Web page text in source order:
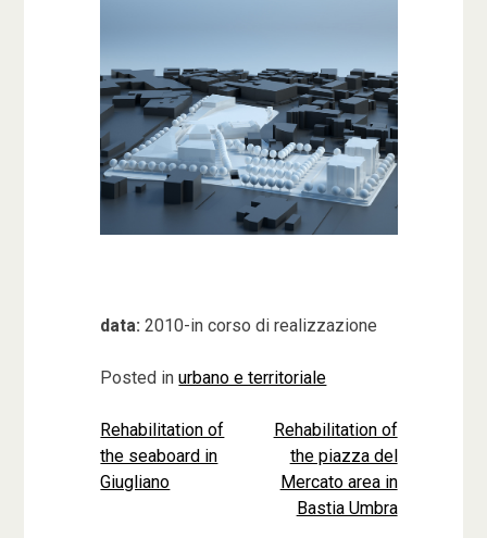
data:2010-in corso di realizzazione
Posted inurbano e territoriale
Navigazione
articoli
Rehabilitation of
the seaboard in
Giugliano
Rehabilitation of
the piazza del
Mercato area in
Bastia Umbra